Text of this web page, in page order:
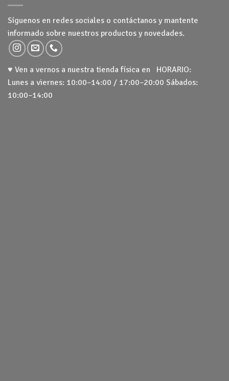
Síguenos en redes sociales o contáctanos y mantente
informado sobre nuestros productos y novedades.
♥ Ven a vernos a nuestra tienda física en HORARIO:
Lunes a viernes: 10:00–14:00 / 17:00–20:00 Sábados:
10:00–14:00